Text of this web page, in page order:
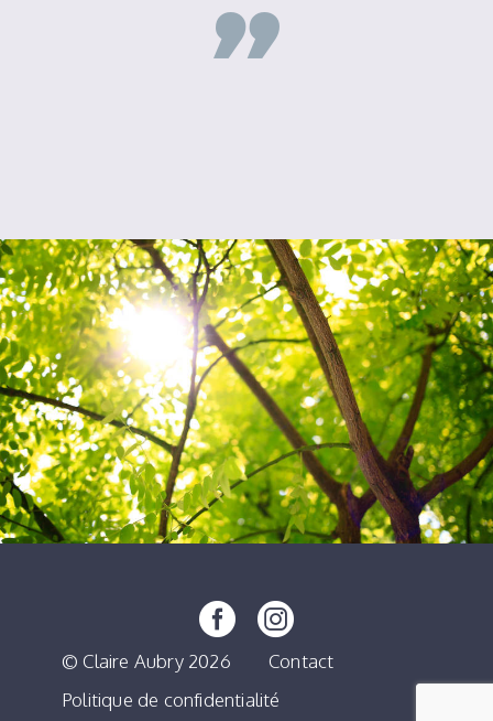

© Claire Aubry 2026
Contact
Politique de confidentialité